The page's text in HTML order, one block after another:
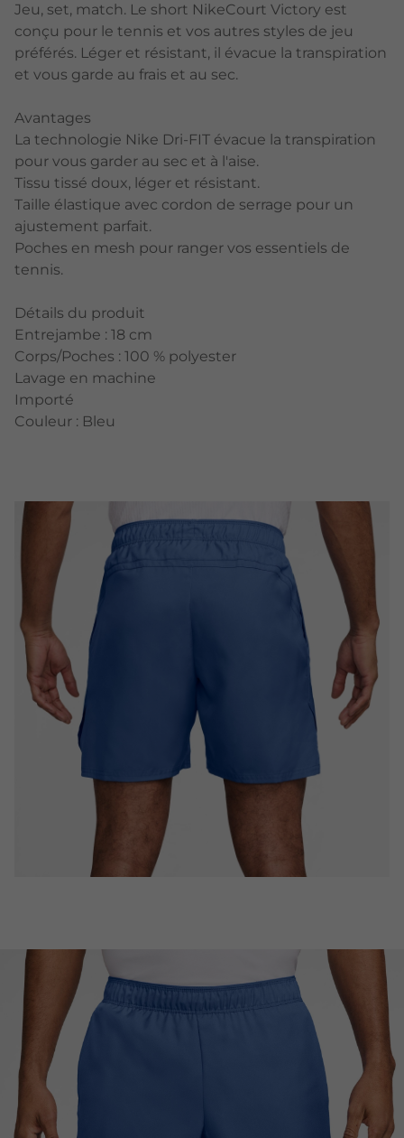
Jeu, set, match. Le short NikeCourt Victory est
conçu pour le tennis et vos autres styles de jeu
préférés. Léger et résistant, il évacue la transpiration
et vous garde au frais et au sec.
Avantages
La technologie Nike Dri-FIT évacue la transpiration
pour vous garder au sec et à l'aise.
Tissu tissé doux, léger et résistant.
Taille élastique avec cordon de serrage pour un
ajustement parfait.
Poches en mesh pour ranger vos essentiels de
tennis.
Détails du produit
Entrejambe : 18 cm
Corps/Poches : 100 % polyester
Lavage en machine
Importé
Couleur : Bleu